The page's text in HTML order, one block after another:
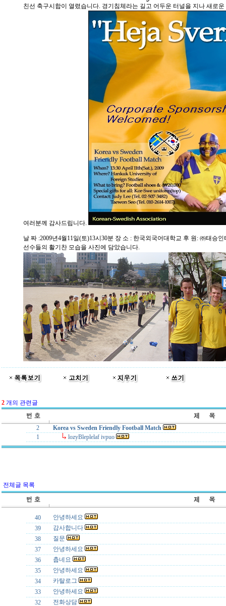
친선 축구시합이 열렸습니다. 경기침체라는 길고 어두운 터널을 지나 새로
여러분께 감사드립니다.
날 짜 :2009년4월11일(토)13시30분 장 소 : 한국외국어대학교 후 원: ㈜태
선수들의 활기찬 모습을 사진에 담았습니다.
2 개의 관련글
2
Korea vs Sweden Friendly Football Match
1
lozyBleplelaf ivpuo
전체글 목록
40
안녕하세요
39
감사합니다
38
질문
37
안녕하세요
36
춥네요
35
안녕하세요
34
카탈로그
33
안녕하세요
32
전화상담